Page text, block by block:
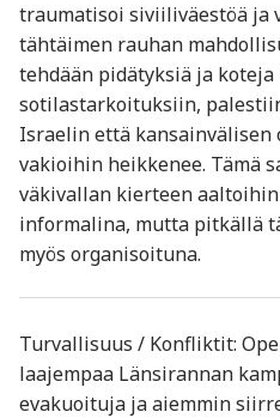
traumatisoi siviiliväestöä ja
tähtäimen rauhan
tehdään pidätyksiä ja koteja
sotilastarkoituksiin,
Israelin että
vakioihin heikkenee. Tämä
väkivallan kierteen
informalina, mutta pitkällä
myös organisoituna.
Turvallisuus / Konfliktit:
laajempaa Länsirannan
evakuoituja ja aiemmin